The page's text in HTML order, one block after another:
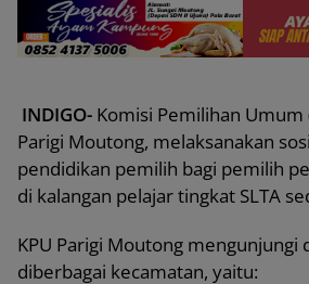
INDIGO- Komisi Pemilihan Umum
Parigi Moutong, melaksanakan
pendidikan pemilih bagi pemilih
di kalangan pelajar tingkat SLTA
KPU Parigi Moutong mengunjungi
diberbagai kecamatan, yaitu: